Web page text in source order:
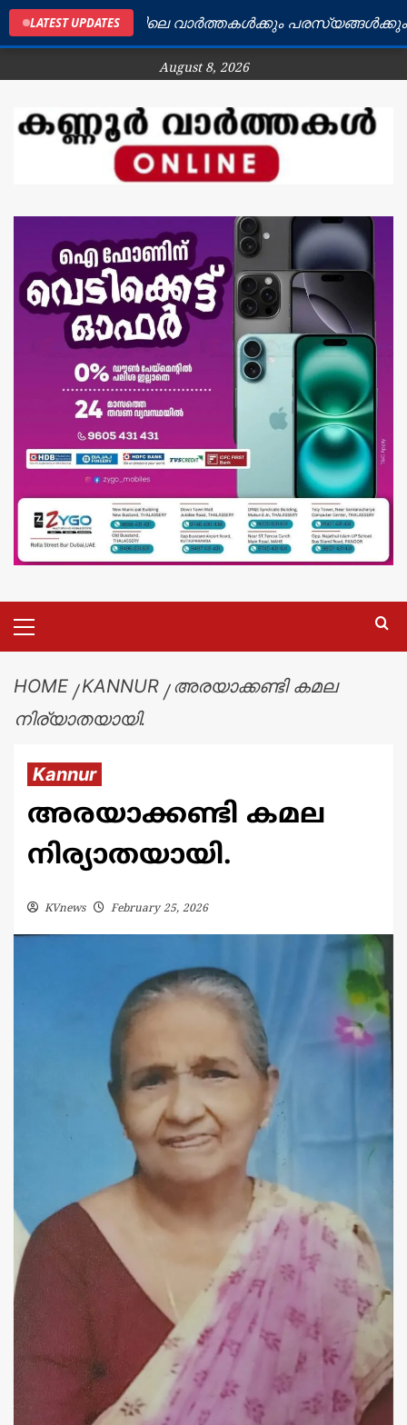
LATEST UPDATES
കണ്ണൂർ ജില്ലയിലെ വാർത്തകൾക്കും പരസ്യങ്ങൾക്കും
August 8, 2026
HOME KANNUR
അരയാക്കണ്ടി കമല
നിര്യാതയായി.
Kannur
അരയാക്കണ്ടി കമല
നിര്യാതയായി.
KVnews February 25, 2026